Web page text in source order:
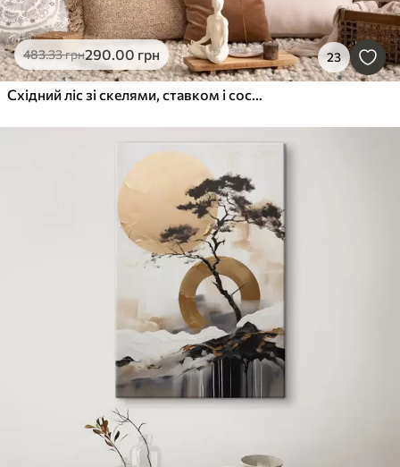
483.33грн290.00 грн 23
Східний ліс зі скелями, ставком і соснами, зелень, акварельний стиль